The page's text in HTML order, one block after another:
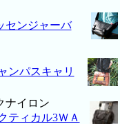
センジャーバ
ンパスキャリ
ナイロン
ティカル3ＷＡ